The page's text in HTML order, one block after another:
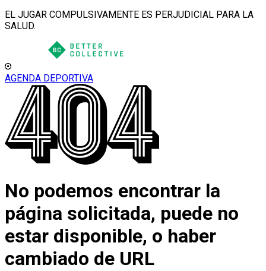
EL JUGAR COMPULSIVAMENTE ES PERJUDICIAL PARA LA
SALUD.
AGENDA DEPORTIVA
No podemos encontrar la
página solicitada, puede no
estar disponible, o haber
cambiado de URL